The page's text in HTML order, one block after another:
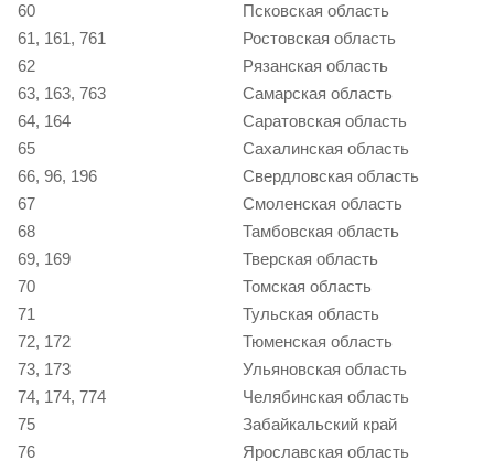
60
Псковская область
61, 161, 761
Ростовская область
62
Рязанская область
63, 163, 763
Самарская область
64, 164
Саратовская область
65
Сахалинская область
66, 96, 196
Свердловская область
67
Смоленская область
68
Тамбовская область
69, 169
Тверская область
70
Томская область
71
Тульская область
72, 172
Тюменская область
73, 173
Ульяновская область
74, 174, 774
Челябинская область
75
Забайкальский край
76
Ярославская область